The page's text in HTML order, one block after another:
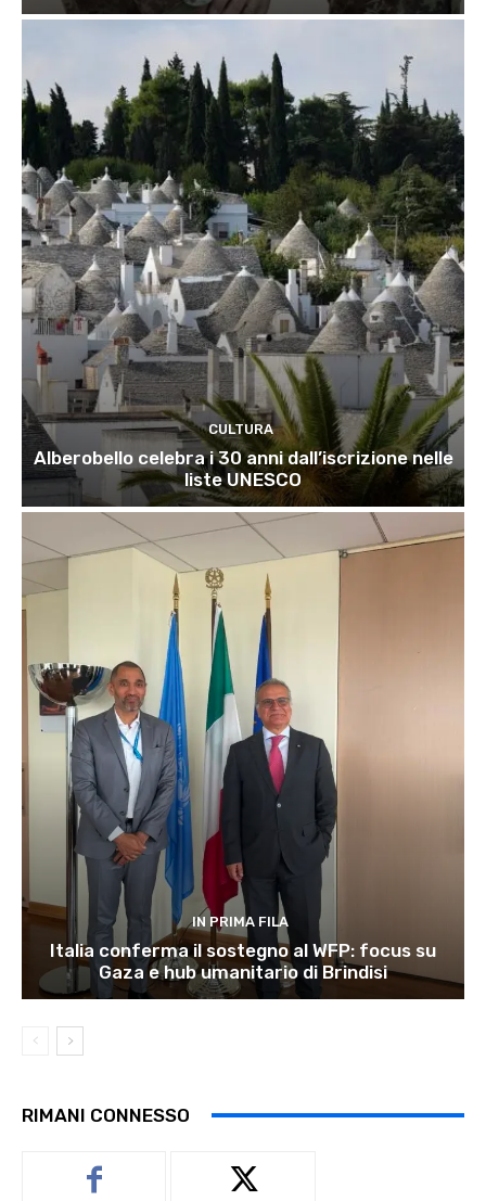
CULTURA
Alberobello celebra i 30 anni dall’iscrizione nelle
liste UNESCO
IN PRIMA FILA
Italia conferma il sostegno al WFP: focus su
Gaza e hub umanitario di Brindisi
RIMANI CONNESSO